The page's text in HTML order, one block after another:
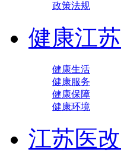
政策法规
健康江苏
健康生活
健康服务
健康保障
健康环境
江苏医改